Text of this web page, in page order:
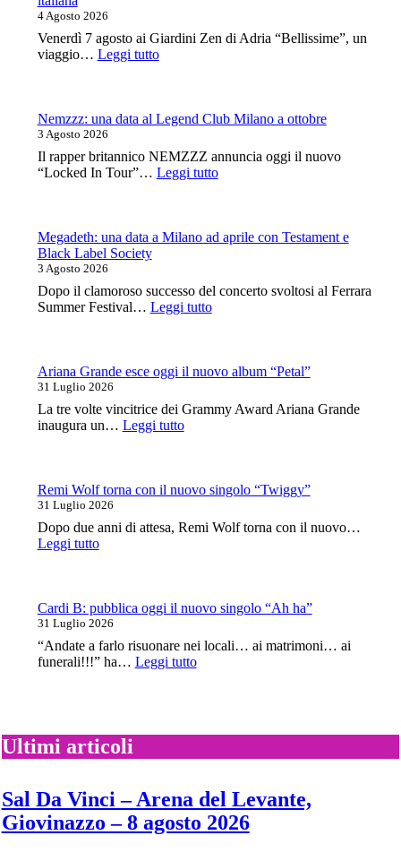
4 Agosto 2026
Venerdì 7 agosto ai Giardini Zen di Adria “Bellissime”, un
viaggio… Leggi tutto:
Giardini:
canta
le
grandi
canzone
italiana
Nemzzz: una data al Legend Club Milano a ottobre
3 Agosto 2026
Il rapper britannico NEMZZZ annuncia oggi il nuovo
“Locked In Tour”… Leggi tutto:
al
a
Megadeth: una data a Milano ad aprile con Testament e
Black Label Society
3 Agosto 2026
Dopo il clamoroso successo del concerto svoltosi al Ferrara
Summer Festival… Leggi tutto:
a
aprile
Black
Label
Ariana Grande esce oggi il nuovo album “Petal”
31 Luglio 2026
La tre volte vincitrice dei Grammy Award Ariana Grande
inaugura un… Leggi tutto:
oggi
nuovo
album
Remi Wolf torna con il nuovo singolo “Twiggy”
31 Luglio 2026
Dopo due anni di attesa, Remi Wolf torna con il nuovo…
Leggi tutto:
con
il
nuovo
singolo
“Twiggy”
Cardi B: pubblica oggi il nuovo singolo “Ah ha”
31 Luglio 2026
“Andate a farlo risuonare nei locali… ai matrimoni… ai
funerali!!!” ha… Leggi tutto:
nuovo
“Ah
ha”
Ultimi articoli
Sal Da Vinci – Arena del Levante,
Giovinazzo – 8 agosto 2026